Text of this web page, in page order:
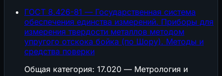
ГОСТ 8.426-81 — Государственная система
обеспечения единства измерений. Приборы для
измерения твердости металлов методом
упругого отскока бойка (по Шору). Методы и
средства поверки
Общая категория: 17.020 — Метрология и